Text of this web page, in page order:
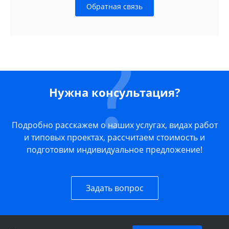
Обратная связь
Нужна консультация?
Подробно расскажем о наших услугах, видах работ
и типовых проектах, рассчитаем стоимость и
подготовим индивидуальное предложение!
Задать вопрос